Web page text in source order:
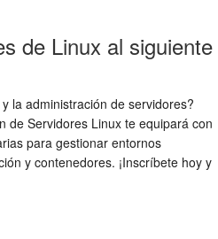
de Linux al siguiente
la administración de servidores?
de Servidores Linux te equipará con
para gestionar entornos
y contenedores. ¡Inscríbete hoy y